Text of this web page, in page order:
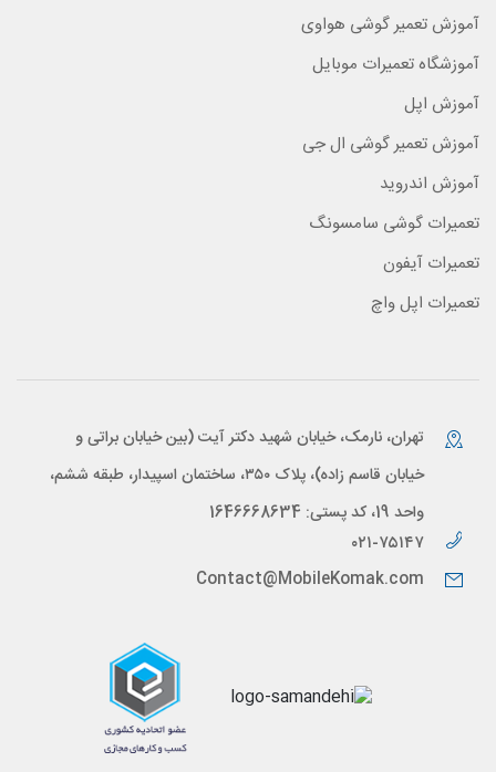
آموزش تعمیر گوشی هواوی
آموزشگاه تعمیرات موبایل
آموزش اپل
آموزش تعمیر گوشی ال جی
آموزش اندروید
تعمیرات گوشی سامسونگ
تعمیرات آیفون
تعمیرات اپل واچ
تهران، نارمک، خیابان شهید دکتر آیت (بین خیابان براتی و
خیابان قاسم زاده)، پلاک ۳۵۰، ساختمان اسپیدار، طبقه ششم،
واحد 19، کد پستی: 1646668634
۰۲۱-۷۵۱۴۷
Contact@MobileKomak.com